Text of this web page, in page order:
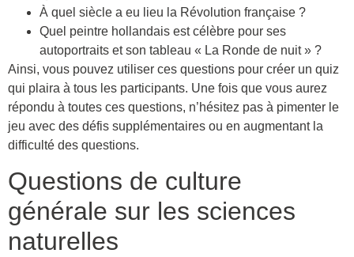
À quel siècle a eu lieu la Révolution française ?
Quel peintre hollandais est célèbre pour ses
autoportraits et son tableau « La Ronde de nuit » ?
Ainsi, vous pouvez utiliser ces questions pour créer un quiz
qui plaira à tous les participants. Une fois que vous aurez
répondu à toutes ces questions, n’hésitez pas à pimenter le
jeu avec des défis supplémentaires ou en augmentant la
difficulté des questions.
Questions de culture
générale sur les sciences
naturelles